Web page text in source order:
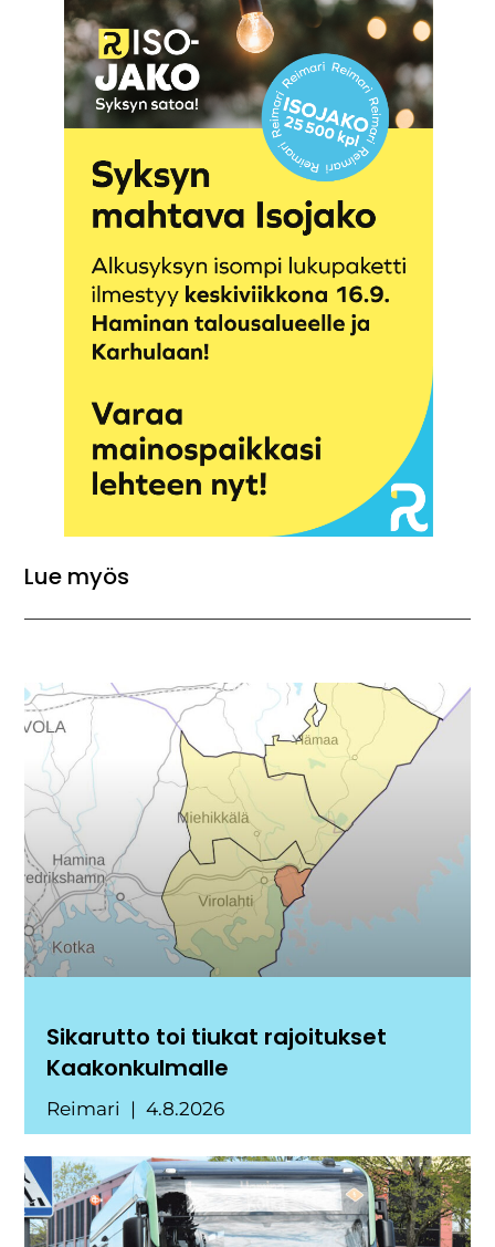
Lue myös
Sikarutto toi tiukat rajoitukset
Kaakonkulmalle
Reimari 4.8.2026